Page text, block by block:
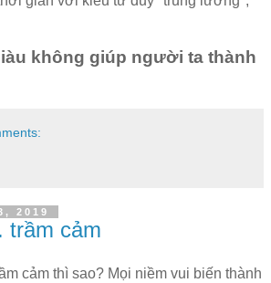
không giúp người ta thành
2019
trầm cảm
cảm thì sao? Mọi niềm vui biến thành